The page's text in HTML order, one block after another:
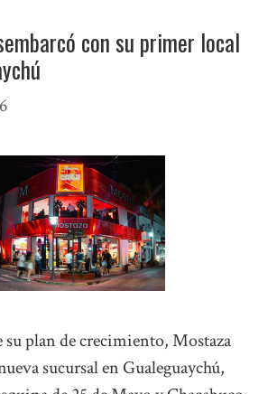
con su primer local
su plan de crecimiento, Mostaza
sucursal en Gualeguaychú,